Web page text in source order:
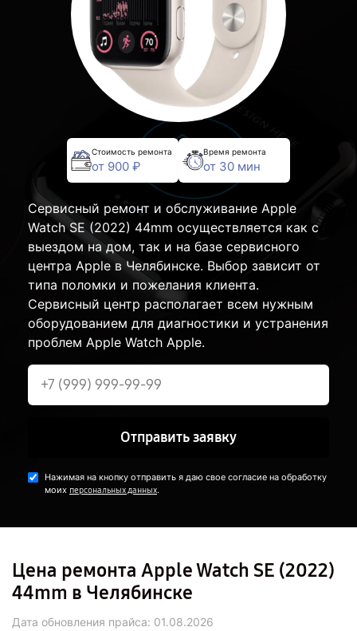
Стоимость ремонта
от 900 ₽
Время ремонта
от 30 мин
Сервисный ремонт и обслуживание Apple
Watch SE (2022) 44mm осуществляется как с
выездом на дом, так и на базе сервисного
центра Apple в Челябинске. Выбор зависит от
типа поломки и пожелания клиента.
Сервисный центр располагает всем нужным
оборудованием для диагностики и устранения
проблем Apple Watch Apple.
Отправить заявку
Нажимая на кнопку отправить я даю свое согласие на обработку
моих персональных данных.
Цена ремонта Apple Watch SE (2022)
44mm в Челябинске
Дата обновления прайса: 01.08.2026